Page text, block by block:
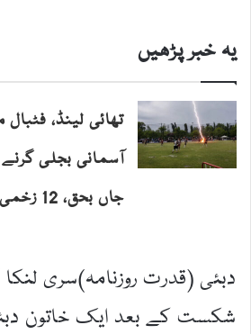
یہ خبر پڑھیں
تھائی لینڈ،
آسمانی بجلی
جاں بحق، 12 زخمی
دبئی (قدرت روزنامہ)سری
شکست کے بعد ایک خاتون